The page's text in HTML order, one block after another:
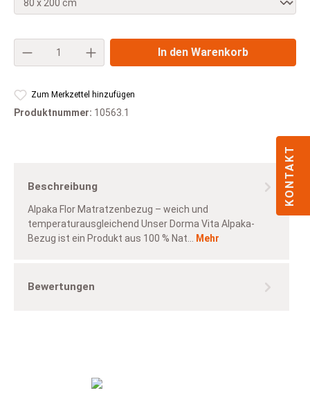
Produkt Anzahl: Gib den gewünschten
In den Warenkorb
Zum Merkzettel hinzufügen
Produktnummer: 10563.1
Beschreibung
Alpaka Flor Matratzenbezug – weich und
temperaturausgleichend Unser Dorma Vita Alpaka-
Bezug ist ein Produkt aus 100 % Nat…
Mehr
Bewertungen
KONTAKT